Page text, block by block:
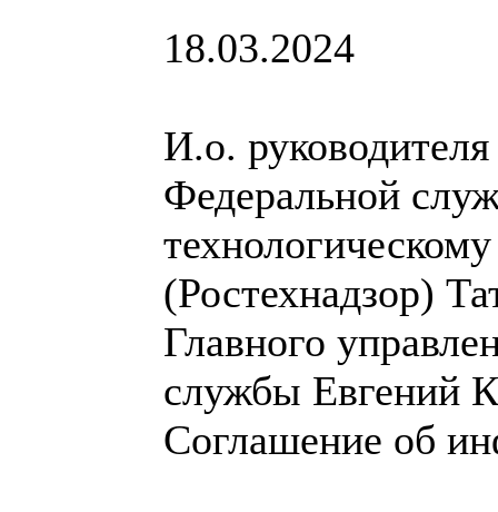
18.03.2024
И.о.
Федеральной
(Ростехнадзор)
Главного
службы Евгений
Соглашение об